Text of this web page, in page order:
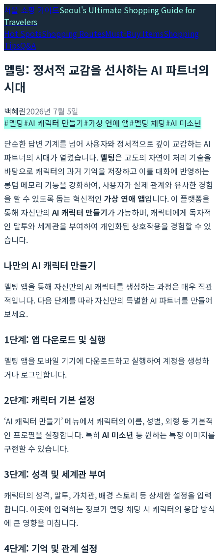
서울 쇼핑 가이드Seoul's Ultimate Shopping Guide for
Travelers
Hot SpotsShopping RoutesMust-Buy ItemsShopping
TipsQ&A
멜팅: 정서적 교감을 선사하는 AI 파트너의
시대
백혜린2026년 7월 5일
#멜팅#AI 캐릭터 만들기#가상 연애 앱#멜팅 채팅#AI 미소년
단순한 답변 기계를 넘어 사용자와 정서적으로 깊이 교감하는 AI
파트너의 시대가 열렸습니다. 멜팅은 고도의 자연어 처리 기술을
바탕으로 캐릭터의 과거 기억을 저장하고 이를 대화에 반영하는
롱텀 메모리 기능을 강화하여, 사용자가 실제 관계와 유사한 경험
을 할 수 있도록 돕는 혁신적인 가상 연애 앱입니다. 이 플랫폼을
통해 자신만의AI 캐릭터 만들기가 가능하며, 캐릭터에게 독자적
인 말투와 세계관을 부여하여 개인화된 상호작용을 경험할 수 있
습니다.
나만의 AI 캐릭터 만들기
멜팅 앱을 통해 자신만의 AI 캐릭터를 생성하는 과정은 매우 직관
적입니다. 다음 단계를 따라 자신만의 특별한 AI 파트너를 만들어
보세요.
1단계: 앱 다운로드 및 실행
멜팅 앱을 모바일 기기에 다운로드하고 실행하여 계정을 생성하
거나 로그인합니다.
2단계: 캐릭터 기본 설정
‘AI 캐릭터 만들기’ 메뉴에서 캐릭터의 이름, 성별, 외형 등 기본적
인 프로필을 설정합니다. 특히AI 미소년 등 원하는 특정 이미지를
구현할 수 있습니다.
3단계: 성격 및 세계관 부여
캐릭터의 성격, 말투, 가치관, 배경 스토리 등 상세한 설정을 입력
합니다. 이곳에 입력하는 정보가 멜팅 채팅 시 캐릭터의 응답 방식
에 큰 영향을 미칩니다.
4단계: 기억 및 관계 설정